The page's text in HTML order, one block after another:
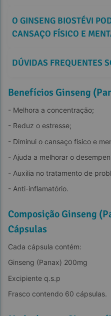
O GINSENG BIOSTÉVI
CANSAÇO FÍSICO E
DÚVIDAS FREQUENTES
Benefícios Ginseng
- Melhora a concentração;
- Reduz o estresse;
- Diminui o cansaço físico e
- Ajuda a melhorar o
- Auxilia no tratamento de
- Anti-inflamatório.
Composição Ginseng
Cápsulas
Cada cápsula contém:
Ginseng (Panax) 200mg
Excipiente q.s.p
Frasco contendo 60 cápsulas.